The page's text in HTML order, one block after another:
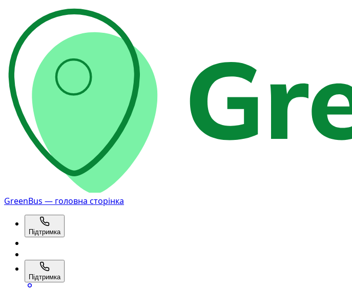
GreenBus — головна сторінка
Підтримка
Підтримка